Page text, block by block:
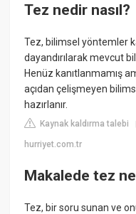
Tez nedir nasıl?
Tez, bilimsel yöntemler
dayandırılarak mevcut
Henüz kanıtlanmamış
açıdan çelişmeyen
hazırlanır.
Kaynak kaldırma talebi
hurriyet.com.tr
Makalede tez
Tez, bir soru sunan ve